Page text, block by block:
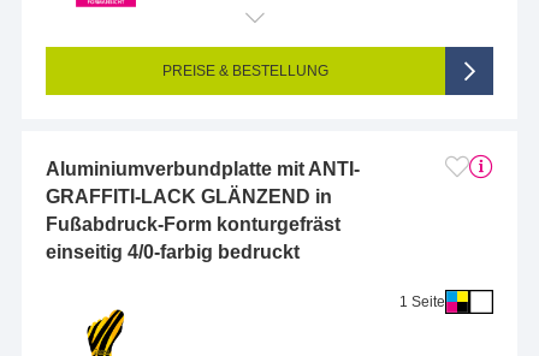
Endformat (bedruckte Fläche): 10 x 10 cm
Seitigkeit: 1-seitig (Vorderseite bedruckt, Rückseite unbedruckt)
4/0-farbig CMYK (vollfarbig bedruckt)
PREISE & BESTELLUNG
Aluminiumverbundplatte mit ANTI-
GRAFFITI-LACK GLÄNZEND in
Fußabdruck-Form konturgefräst
einseitig 4/0-farbig bedruckt
1 Seite